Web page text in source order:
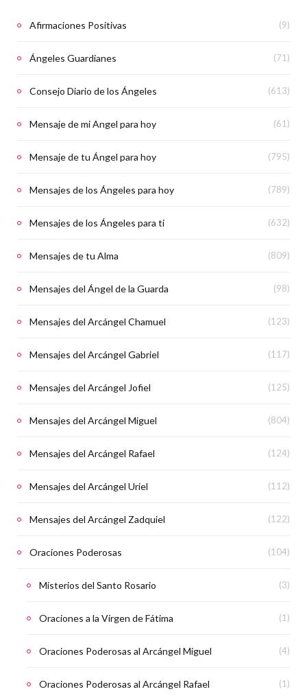
Afirmaciones Positivas (9)
Ángeles Guardianes (71)
Consejo Diario de los Ángeles (613)
Mensaje de mi Angel para hoy (61)
Mensaje de tu Ángel para hoy (795)
Mensajes de los Ángeles para hoy (789)
Mensajes de los Ángeles para ti (632)
Mensajes de tu Alma (809)
Mensajes del Ángel de la Guarda (98)
Mensajes del Arcángel Chamuel (123)
Mensajes del Arcángel Gabriel (117)
Mensajes del Arcángel Jofiel (125)
Mensajes del Arcángel Miguel (804)
Mensajes del Arcángel Rafael (124)
Mensajes del Arcángel Uriel (112)
Mensajes del Arcángel Zadquiel (122)
Oraciones Poderosas (104)
Misterios del Santo Rosario (3)
Oraciones a la Virgen de Fátima (1)
Oraciones Poderosas al Arcángel Miguel (4)
Oraciones Poderosas al Arcángel Rafael (1)